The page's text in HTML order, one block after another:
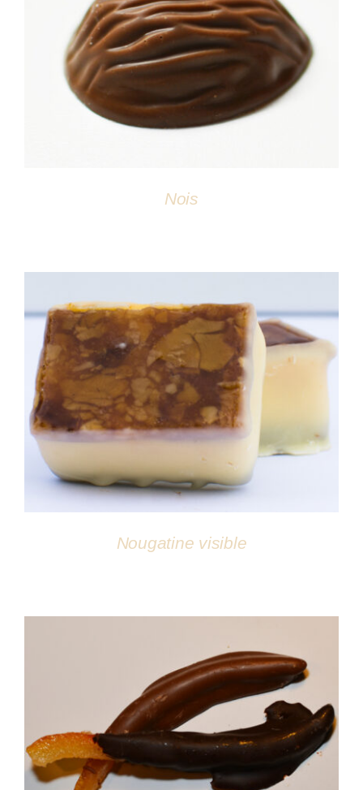
DÉTAILS
Nois
DÉTAILS
Nougatine visible
DÉTAILS